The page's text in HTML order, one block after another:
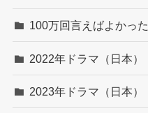
100万回言えばよかった
2022年ドラマ（日本）
2023年ドラマ（日本）